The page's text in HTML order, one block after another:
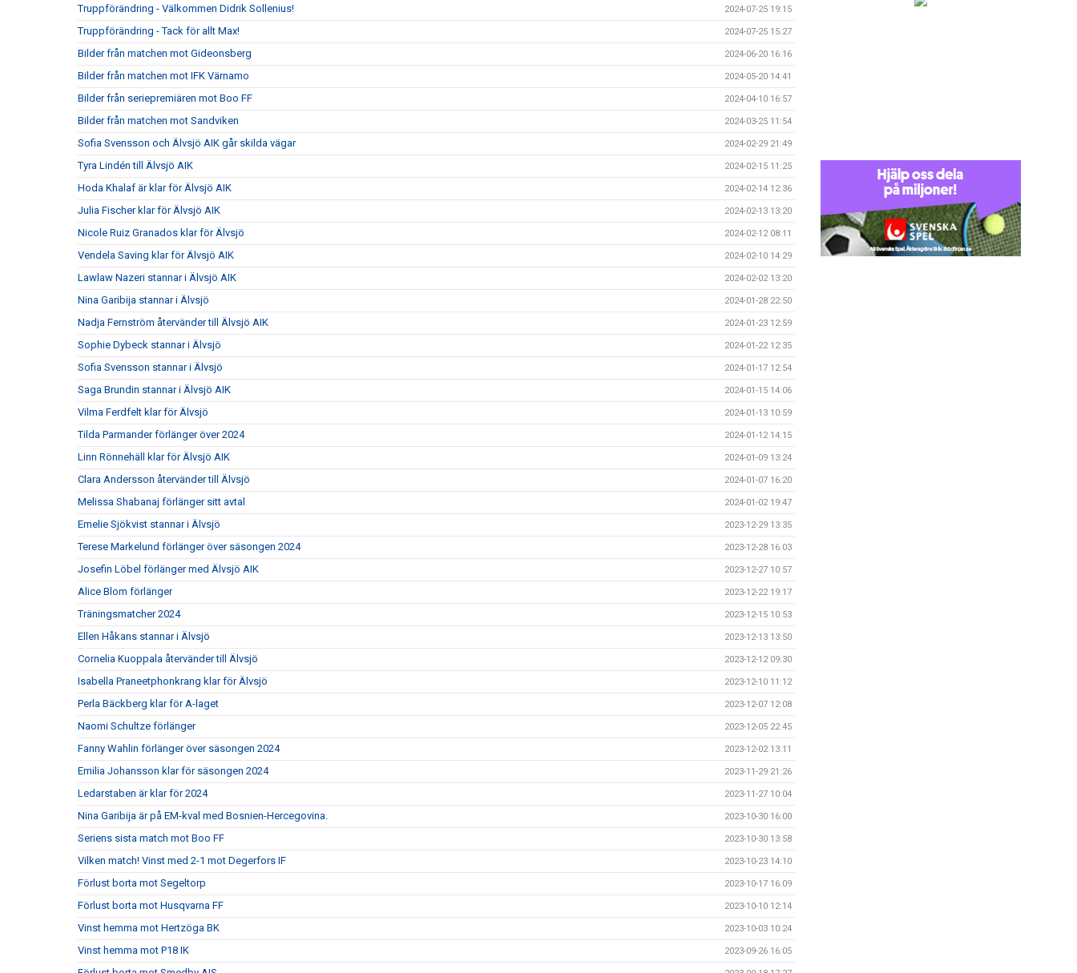
Truppförändring - Välkommen Didrik Sollenius! 2024-07-25 19:15
Truppförändring - Tack för allt Max! 2024-07-25 15:27
Bilder från matchen mot Gideonsberg 2024-06-20 16:16
Bilder från matchen mot IFK Värnamo 2024-05-20 14:41
Bilder från seriepremiären mot Boo FF 2024-04-10 16:57
Bilder från matchen mot Sandviken 2024-03-25 11:54
Sofia Svensson och Älvsjö AIK går skilda vägar 2024-02-29 21:49
Tyra Lindén till Älvsjö AIK 2024-02-15 11:25
Hoda Khalaf är klar för Älvsjö AIK 2024-02-14 12:36
Julia Fischer klar för Älvsjö AIK 2024-02-13 13:20
Nicole Ruiz Granados klar för Älvsjö 2024-02-12 08:11
Vendela Saving klar för Älvsjö AIK 2024-02-10 14:29
Lawlaw Nazeri stannar i Älvsjö AIK 2024-02-02 13:20
Nina Garibija stannar i Älvsjö 2024-01-28 22:50
Nadja Fernström återvänder till Älvsjö AIK 2024-01-23 12:59
Sophie Dybeck stannar i Älvsjö 2024-01-22 12:35
Sofia Svensson stannar i Älvsjö 2024-01-17 12:54
Saga Brundin stannar i Älvsjö AIK 2024-01-15 14:06
Vilma Ferdfelt klar för Älvsjö 2024-01-13 10:59
Tilda Parmander förlänger över 2024 2024-01-12 14:15
Linn Rönnehäll klar för Älvsjö AIK 2024-01-09 13:24
Clara Andersson återvänder till Älvsjö 2024-01-07 16:20
Melissa Shabanaj förlänger sitt avtal 2024-01-02 19:47
Emelie Sjökvist stannar i Älvsjö 2023-12-29 13:35
Terese Markelund förlänger över säsongen 2024 2023-12-28 16:03
Josefin Löbel förlänger med Älvsjö AIK 2023-12-27 10:57
Alice Blom förlänger 2023-12-22 19:17
Träningsmatcher 2024 2023-12-15 10:53
Ellen Håkans stannar i Älvsjö 2023-12-13 13:50
Cornelia Kuoppala återvänder till Älvsjö 2023-12-12 09:30
Isabella Praneetphonkrang klar för Älvsjö 2023-12-10 11:12
Perla Bäckberg klar för A-laget 2023-12-07 12:08
Naomi Schultze förlänger 2023-12-05 22:45
Fanny Wahlin förlänger över säsongen 2024 2023-12-02 13:11
Emilia Johansson klar för säsongen 2024 2023-11-29 21:26
Ledarstaben är klar för 2024 2023-11-27 10:04
Nina Garibija är på EM-kval med Bosnien-Hercegovina. 2023-10-30 16:00
Seriens sista match mot Boo FF 2023-10-30 13:58
Vilken match! Vinst med 2-1 mot Degerfors IF 2023-10-23 14:10
Förlust borta mot Segeltorp 2023-10-17 16:09
Förlust borta mot Husqvarna FF 2023-10-10 12:14
Vinst hemma mot Hertzöga BK 2023-10-03 10:24
Vinst hemma mot P18 IK 2023-09-26 16:05